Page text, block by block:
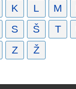
K L M
S Š T
Z Ž